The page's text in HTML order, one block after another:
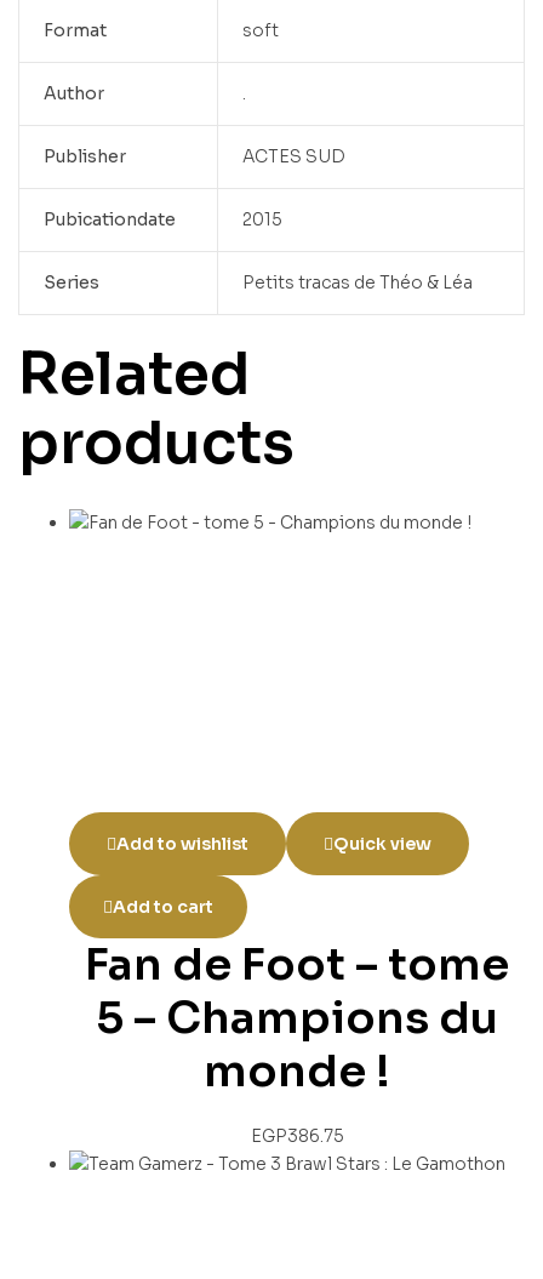
Format soft
Author .
Publisher ACTES SUD
Pubicationdate 2015
Series Petits tracas de Théo & Léa
Related
products
Add to wishlist Quick view
Add to cart
Fan de Foot – tome
5 – Champions du
monde !
EGP386.75